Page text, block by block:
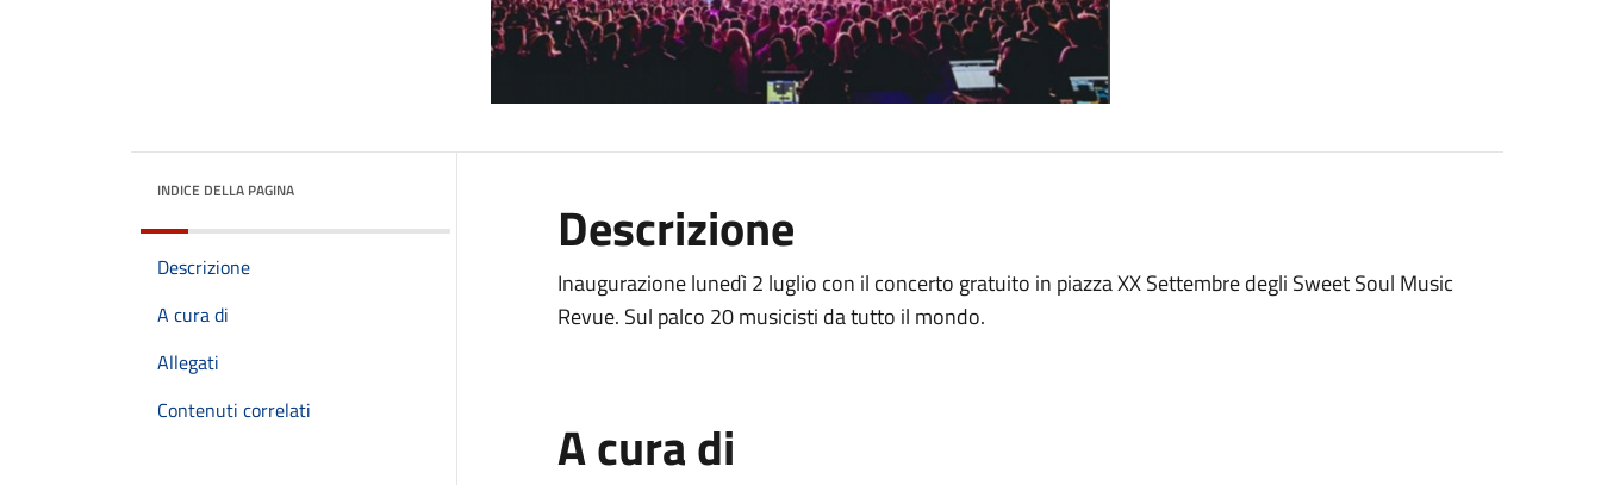
INDICE DELLA PAGINA
Descrizione
A cura di
Allegati
Contenuti correlati
Descrizione
Inaugurazione lunedì 2 luglio con il concerto gratuito in piazza XX Settembre degli Sweet Soul Music
Revue. Sul palco 20 musicisti da tutto il mondo.
A cura di